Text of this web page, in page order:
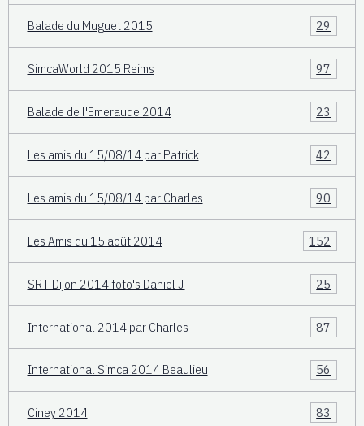
Balade du Muguet 2015 29
SimcaWorld 2015 Reims 97
Balade de l'Emeraude 2014 23
Les amis du 15/08/14 par Patrick 42
Les amis du 15/08/14 par Charles 90
Les Amis du 15 août 2014 152
SRT Dijon 2014 foto's Daniel J. 25
International 2014 par Charles 87
International Simca 2014 Beaulieu 56
Ciney 2014 83